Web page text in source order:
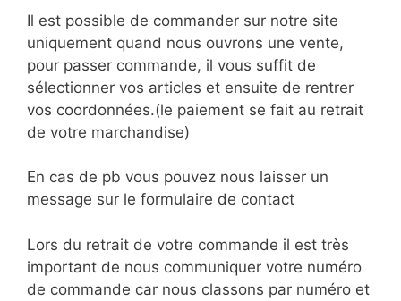
Il est possible de commander sur notre site
uniquement quand nous ouvrons une vente,
pour passer commande, il vous suffit de
sélectionner vos articles et ensuite de rentrer
vos coordonnées.(le paiement se fait au retrait
de votre marchandise)
En cas de pb vous pouvez nous laisser un
message sur le formulaire de contact
Lors du retrait de votre commande il est très
important de nous communiquer votre numéro
de commande car nous classons par numéro et